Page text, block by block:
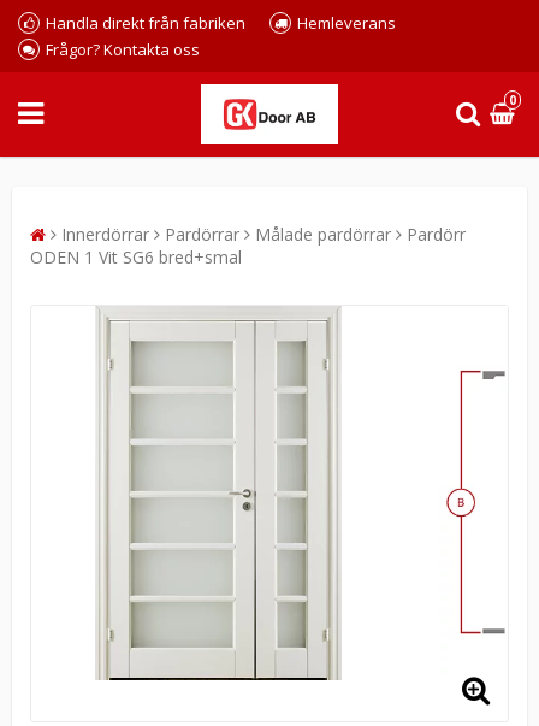
Handla direkt från fabriken
Hemleverans
Frågor? Kontakta oss
0
Innerdörrar Pardörrar Målade pardörrar
Pardörr
ODEN 1 Vit SG6 bred+smal